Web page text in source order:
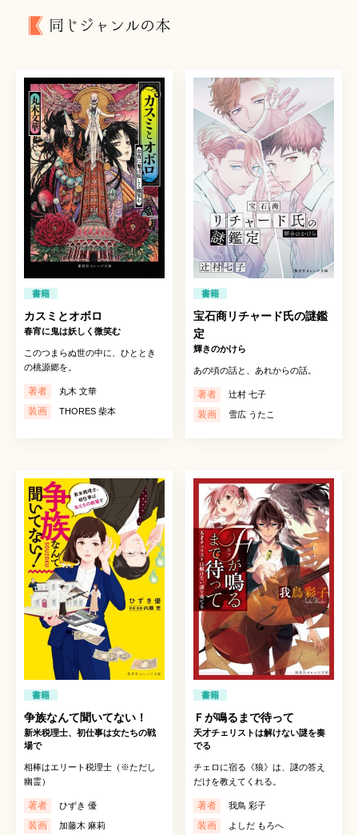
同じジャンルの本
書籍
カスミとオボロ
春宵に鬼は妖しく微笑む
このつまらぬ世の中に、ひととき
の桃源郷を。
著者 丸木 文華
装画 THORES 柴本
書籍
宝石商リチャード氏の謎鑑
定
輝きのかけら
あの頃の話と、あれからの話。
著者 辻村 七子
装画 雪広 うたこ
書籍
争族なんて聞いてない！
新米税理士、初仕事は女たちの戦
場で
相棒はエリート税理士（※ただし
幽霊）
著者 ひずき 優
装画 加藤木 麻莉
書籍
Ｆが鳴るまで待って
天才チェリストは解けない謎を奏
でる
チェロに宿る《狼》は、謎の答え
だけを教えてくれる。
著者 我鳥 彩子
装画 よしだ もろへ